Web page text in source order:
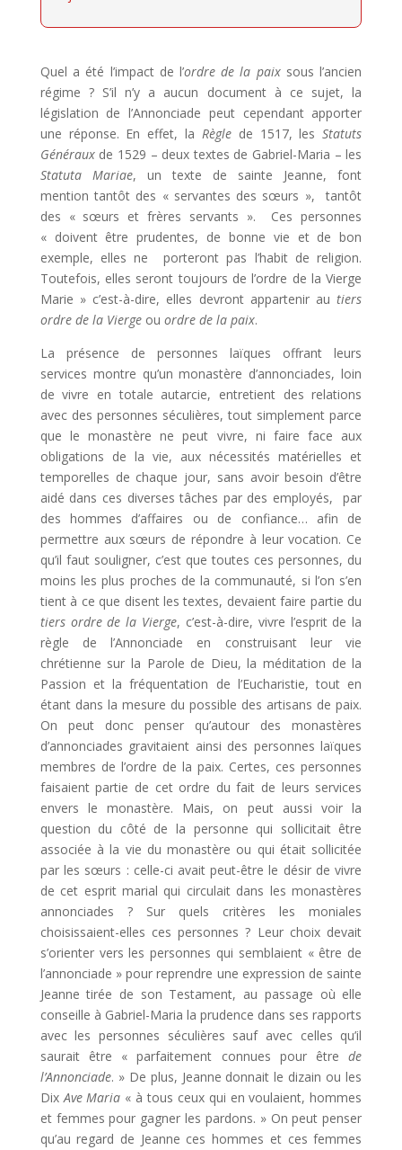
Quel a été l’impact de l’ordre de la paixsous l’ancien
régime ? S’il n’y a aucun document à ce sujet, la
législation de l’Annonciade peut cependant apporter
une réponse. En effet, la Règlede 1517, lesStatuts
Générauxde 1529 – deux textes de Gabriel-Maria – les
Statuta Mariae, un texte de sainte Jeanne, font
mention tantôt des « servantes des sœurs », tantôt
des « sœurs et frères servants ». Ces personnes
« doivent être prudentes, de bonne vie et de bon
exemple, elles ne porteront pas l’habit de religion.
Toutefois, elles seront toujours de l’ordre de la Vierge
Marie » c’est-à-dire, elles devront appartenir autiers
ordre de la Viergeou ordre de la paix.
La présence de personnes laïques offrant leurs
services montre qu’un monastère d’annonciades, loin
de vivre en totale autarcie, entretient des relations
avec des personnes séculières, tout simplement parce
que le monastère ne peut vivre, ni faire face aux
obligations de la vie, aux nécessités matérielles et
temporelles de chaque jour, sans avoir besoin d’être
aidé dans ces diverses tâches par des employés, par
des hommes d’affaires ou de confiance… afin de
permettre aux sœurs de répondre à leur vocation. Ce
qu’il faut souligner, c’est que toutes ces personnes, du
moins les plus proches de la communauté, si l’on s’en
tient à ce que disent les textes, devaient faire partie du
tiers ordre de la Vierge, c’est-à-dire, vivre l’esprit de la
règle de l’Annonciade en construisant leur vie
chrétienne sur la Parole de Dieu, la méditation de la
Passion et la fréquentation de l’Eucharistie, tout en
étant dans la mesure du possible des artisans de paix.
On peut donc penser qu’autour des monastères
d’annonciades gravitaient ainsi des personnes laïques
membres de l’ordre de la paix. Certes, ces personnes
faisaient partie de cet ordre du fait de leurs services
envers le monastère. Mais, on peut aussi voir la
question du côté de la personne qui sollicitait être
associée à la vie du monastère ou qui était sollicitée
par les sœurs : celle-ci avait peut-être le désir de vivre
de cet esprit marial qui circulait dans les monastères
annonciades ? Sur quels critères les moniales
choisissaient-elles ces personnes ? Leur choix devait
s’orienter vers les personnes qui semblaient « être de
l’annonciade » pour reprendre une expression de sainte
Jeanne tirée de son Testament, au passage où elle
conseille à Gabriel-Maria la prudence dans ses rapports
avec les personnes séculières sauf avec celles qu’il
saurait être « parfaitement connues pour êtrede
l’Annonciade. » De plus, Jeanne donnait le dizain ou les
DixAve Maria « à tous ceux qui en voulaient, hommes
et femmes pour gagner les pardons. » On peut penser
qu’au regard de Jeanne ces hommes et ces femmes